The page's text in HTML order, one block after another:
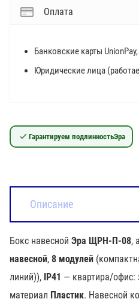
Оплата
Банковские карты
Юридические лица
Гарантируем подлинностьЭра
Описание
Бокс навесной Эра ЩРН-П-08,
навесной, 8 модулей
линий)), IP41 — квартира/офис:
материал Пластик. Навесной